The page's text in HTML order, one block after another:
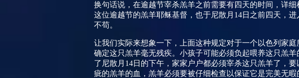
换句话说，在逾越节宰杀羔羊之前需要有四天的时间，详
这位逾越节的羔羊耶稣基督，也于尼散月 14日之前四天，
不苟。
让我们实际来想象一下，上面这种规定对于一个以色列家
确定这只羔羊毫无残疾。小孩子可能必须负起喂养这只羔
了尼散月 14日的下午，家家户户都必须宰杀这只羔羊了，
疵的羔羊的血，羔羊必须要被仔细检查以保证它是完美无